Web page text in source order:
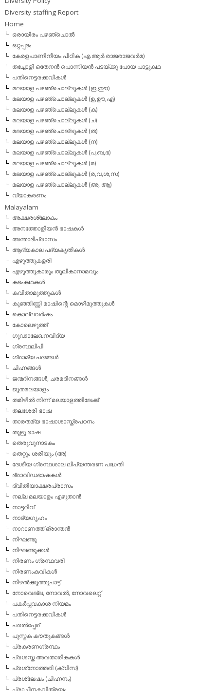
Diversity staffing Report
Home
ഒരായിരം പഴഞ്ചൊല്‍
ഒറ്റപ്പദം
കേരളപാണിനീയം പീഠിക (എ.ആര്‍.രാജരാജവര്‍മ)
തച്ചോളി ഒതേനൻ പൊന്നിയൻ പടയ്‌ക്കു പോയ പാട്ടുകഥ
പതിനെട്ടരക്കവികള്‍
മലയാള പഴഞ്ചൊല്ലുകള്‍ (ഇ,ഈ)
മലയാള പഴഞ്ചൊല്ലുകള്‍ (ഉ,ഊ,എ)
മലയാള പഴഞ്ചൊല്ലുകള്‍ (ക)
മലയാള പഴഞ്ചൊല്ലുകള്‍ (ച)
മലയാള പഴഞ്ചൊല്ലുകള്‍ (ത)
മലയാള പഴഞ്ചൊല്ലുകള്‍ (ന)
മലയാള പഴഞ്ചൊല്ലുകള്‍ (പ,ബ,ഭ)
മലയാള പഴഞ്ചൊല്ലുകള്‍ (മ)
മലയാള പഴഞ്ചൊല്ലുകള്‍ (ര,വ,ശ,സ)
മലയാള പഴഞ്ചൊല്ലുകൾ (അ, ആ)
വ്യാകരണം
Malayalam
അക്ഷരശ്ലോകം
അനത്തോളിയന്‍ ഭാഷകള്‍
അന്താദിപ്രാസം
ആദ്യകാല പദ്യകൃതികള്‍
എഴുത്തുകളരി
എഴുത്തുകാരും തൂലികാനാമവും
കടംകഥകള്‍
കവിതാമുത്തുകള്‍
കുഞ്ഞിണ്ണി മാഷിന്റെ മൊഴിമുത്തുകള്‍
കൊല്ലവര്‍ഷം
കോലെഴുത്ത്
ഗൂഢാലേഖനവിദ്യ
ഗ്രന്ഥലിപി
ഗ്രാമ്യ പദങ്ങള്‍
ചിഹ്നങ്ങള്‍
ജന്മദിനങ്ങള്‍, ചരമദിനങ്ങള്‍
ജൂതമലയാളം
തമിഴില്‍ നിന്ന് മലയാളത്തിലേക്ക്
തലശേരി ഭാഷ
താരതമ്യ ഭാഷാശാസ്ത്രപഠനം
തുളു ഭാഷ
തെരുവുനാടകം
തെറ്റും ശരിയും (അ)
ദേശീയ ഗ്രന്ഥശാല ലിപ്യന്തരണ പദ്ധതി
ദ്രാവിഡഭാഷകള്‍
ദ്വിതീയാക്ഷരപ്രാസം
നല്ല മലയാളം എഴുതാന്‍
നാട്ടറിവ്
നാട്യഗൃഹം
നാറാണത്ത് ഭ്രാന്തന്‍
നിഘണ്ടു
നിഘണ്ടുക്കള്‍
നിരണം ഗ്രന്ഥവരി
നിരണംകവികള്‍
നിഴല്‍ക്കുത്തുപാട്ട്
നോവെല്ല, നോവല്‍, നോവലെറ്റ്
പകര്‍പ്പവകാശ നിയമം
പതിനെട്ടരക്കവികള്‍
പരല്‍പ്പേര്
പുസ്തക കൗതുകങ്ങള്‍
പ്രകരണഗ്രന്ഥം
പ്രശസ്ത അവതാരികകള്‍
പ്രശ്‌നോത്തരി (ക്വിസ്)
പ്രശ്ലേഷം (ചിഹ്നനം)
പ്രാചീനകവിത്രയം